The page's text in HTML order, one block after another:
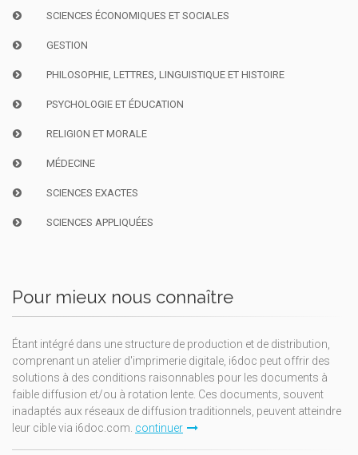
SCIENCES ÉCONOMIQUES ET SOCIALES
GESTION
PHILOSOPHIE, LETTRES, LINGUISTIQUE ET HISTOIRE
PSYCHOLOGIE ET ÉDUCATION
RELIGION ET MORALE
MÉDECINE
SCIENCES EXACTES
SCIENCES APPLIQUÉES
Pour mieux nous connaître
Étant intégré dans une structure de production et de distribution,
comprenant un atelier d'imprimerie digitale, i6doc peut offrir des
solutions à des conditions raisonnables pour les documents à
faible diffusion et/ou à rotation lente. Ces documents, souvent
inadaptés aux réseaux de diffusion traditionnels, peuvent atteindre
leur cible via i6doc.com. continuer